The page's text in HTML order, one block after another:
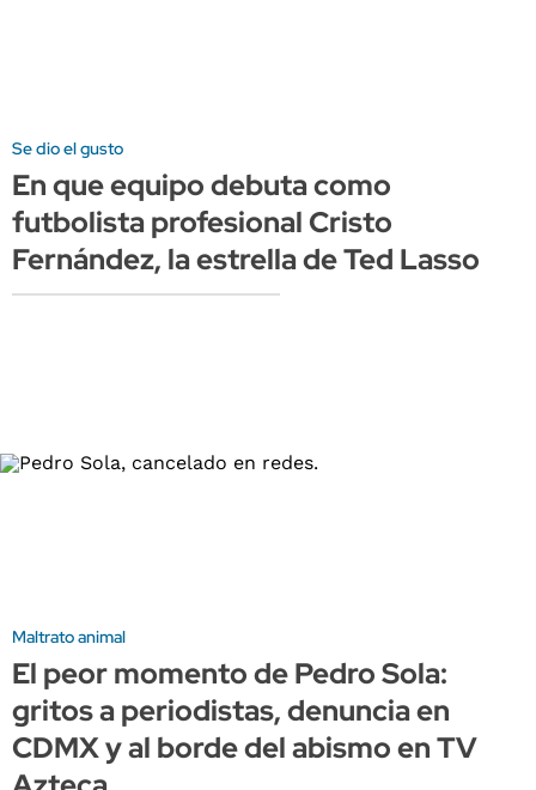
Se dio el gusto
En que equipo debuta como
futbolista profesional Cristo
Fernández, la estrella de Ted Lasso
Maltrato animal
El peor momento de Pedro Sola:
gritos a periodistas, denuncia en
CDMX y al borde del abismo en TV